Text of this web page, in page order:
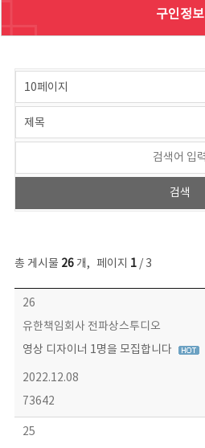
구인정보
총 게시물 26개, 페이지 1/ 3
JOB매칭(기업정보) 목록 - 번호, 제목, 작성자, 파일, 조회수, 작성일 정보 제공
26
유한책임회사 전파상스투디오
영상 디자이너 1명을 모집합니다
2022.12.08
73642
25